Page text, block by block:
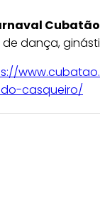
Cubatão
dança,
casqueiro/